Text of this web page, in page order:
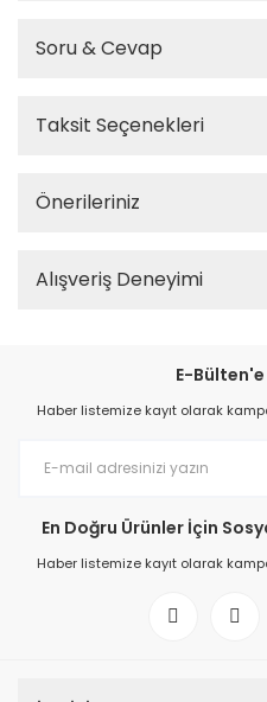
Soru & Cevap
Taksit Seçenekleri
Önerileriniz
Alışveriş Deneyimi
E-Bülten'e
Haber listemize kayıt olarak
En Doğru Ürünler İçin
Haber listemize kayıt olarak